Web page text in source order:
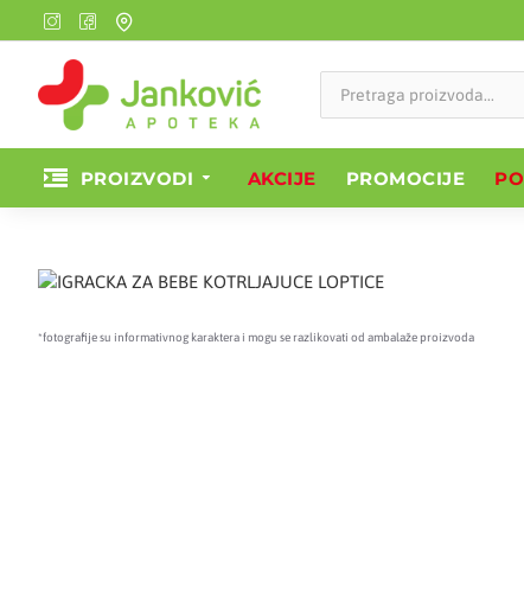
PROIZVODI AKCIJE PROMOCIJE
*fotografije su informativnog karaktera i mogu se razlikovati od ambalaže proizvoda